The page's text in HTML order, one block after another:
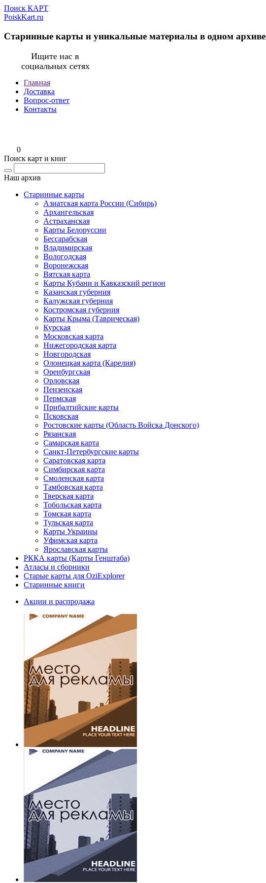
Поиск КАРТ
PoiskKart.ru
Старинные карты и уникальные материалы в одном архиве
Ищите нас в
социальных сетях
Главная
Доставка
Вопрос-ответ
Контакты
0
Поиск карт и книг
Наш архив
Старинные карты
Азиатская карта России (Сибирь)
Архангельская
Астраханская
Карты Белоруссии
Бессарабская
Владимирская
Вологодская
Воронежская
Вятская карта
Карты Кубани и Кавказский регион
Казанская губерния
Калужская губерния
Костромская губерния
Карты Крыма (Таврическая)
Курская
Московская карта
Нижегородская карта
Новгородская
Олонецкая карта (Карелия)
Оренбургская
Орловская
Пензенская
Пермская
Прибалтийские карты
Псковская
Ростовские карты (Область Войска Донского)
Рязанская
Самарская карта
Санкт-Петербургские карты
Саратовская карта
Симбирская карта
Смоленская карта
Тамбовская карта
Тверская карта
Тобольская карта
Томская карта
Тульская карта
Карты Украины
Уфимская карта
Ярославская карты
РККА карты (Карты Генштаба)
Атласы и сборники
Старые карты для OziExplorer
Старинные книги
Акции и распродажа